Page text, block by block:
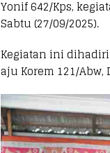
Yonif 642/Kps,
Sabtu (27/09/2025).
Kegiatan ini dihadiri
aju Korem 121/